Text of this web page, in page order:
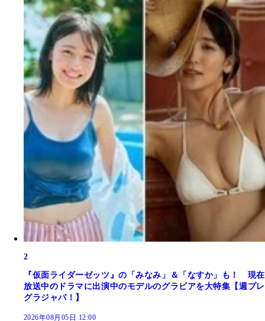
2
『仮面ライダーゼッツ』の「みなみ」＆「なすか」も！ 現在
放送中のドラマに出演中のモデルのグラビアを大特集【週プレ
グラジャパ！】
2026年08月05日 12:00